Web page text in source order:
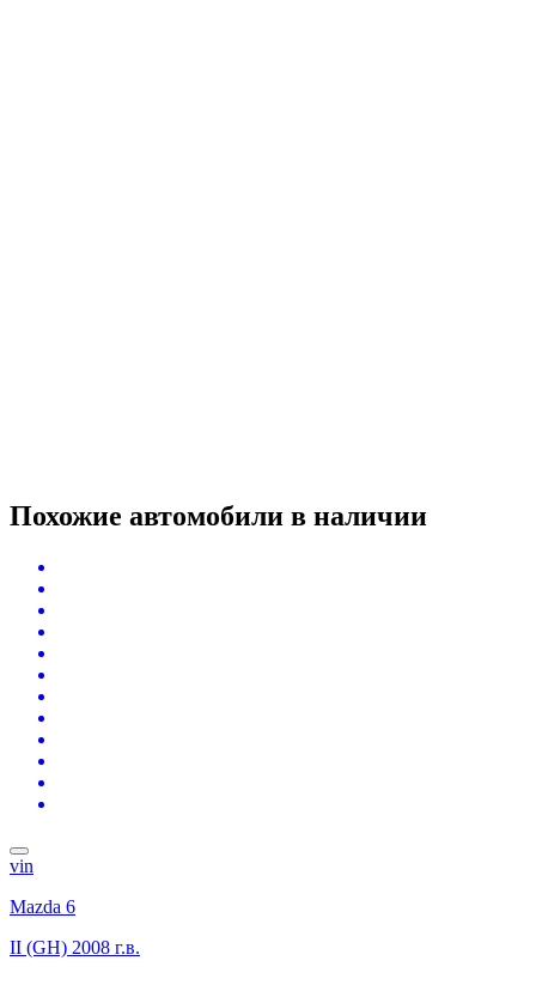
Похожие автомобили в наличии
vin
Mazda 6
II (GH) 2008 г.в.